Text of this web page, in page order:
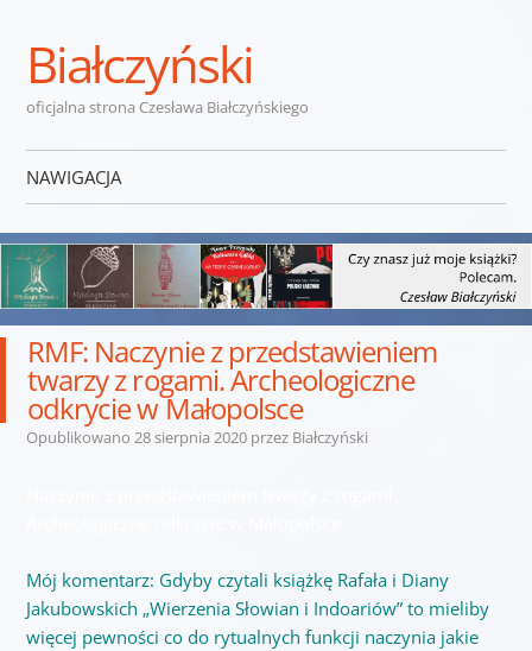
Białczyński
oficjalna strona Czesława Białczyńskiego
NAWIGACJA
RMF: Naczynie z przedstawieniem
twarzy z rogami. Archeologiczne
odkrycie w Małopolsce
Opublikowano 28 sierpnia 2020przez Białczyński
Mój komentarz: Gdyby czytali książkę Rafała i Diany
Jakubowskich „Wierzenia Słowian i Indoariów” to mieliby
więcej pewności co do rytualnych funkcji naczynia jakie